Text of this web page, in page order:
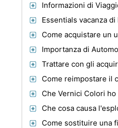
Importanza di
Trattare con gli